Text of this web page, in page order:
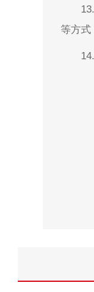
等方式